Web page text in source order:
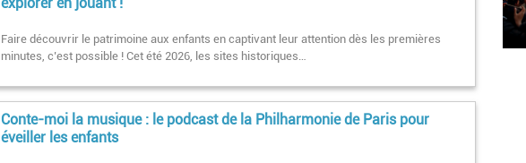
explorer en jouant !
Faire découvrir le patrimoine aux enfants en captivant leur attention dès les premières
minutes, c’est possible ! Cet été 2026, les sites historiques…
Conte-moi la musique : le podcast de la Philharmonie de Paris pour
éveiller les enfants